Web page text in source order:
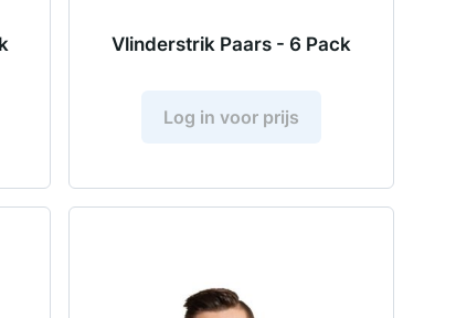
Vlinderstrik Paars - 6 Pack
Log in voor prijs